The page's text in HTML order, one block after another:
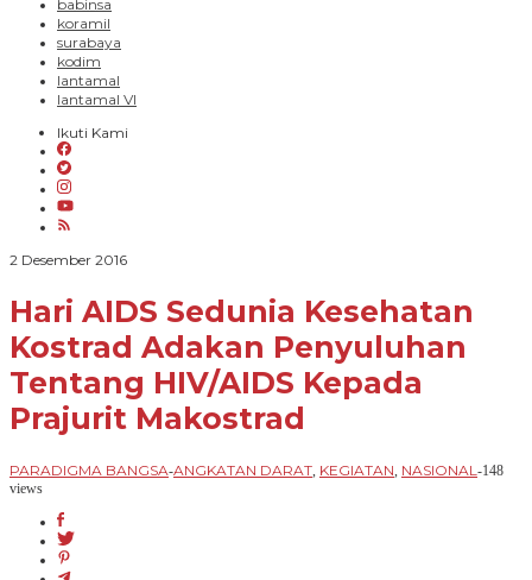
babinsa
koramil
surabaya
kodim
lantamal
lantamal VI
Ikuti Kami
2 Desember 2016oleh
Hari AIDS Sedunia Kesehatan
Kostrad Adakan Penyuluhan
Tentang HIV/AIDS Kepada
Prajurit Makostrad
PARADIGMA BANGSA-ANGKATAN DARAT, KEGIATAN, NASIONAL -148
views